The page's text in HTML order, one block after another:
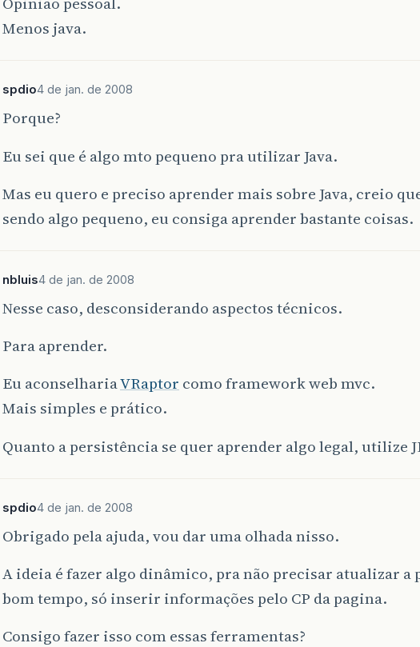
Menos java.
spdio4 de jan. de 2008
Porque?
Eu sei que é algo mto pequeno pra utilizar Java.
Mas eu quero e preciso aprender mais sobre Java, creio
sendo algo pequeno, eu consiga aprender bastante coisas.
nbluis4 de jan. de 2008
Nesse caso, desconsiderando aspectos técnicos.
Para aprender.
Eu aconselhariaVRaptor como framework web mvc.
Mais simples e prático.
Quanto a persistência se quer aprender algo legal, utilize
spdio4 de jan. de 2008
Obrigado pela ajuda, vou dar uma olhada nisso.
A ideia é fazer algo dinâmico, pra não precisar atualizar a
bom tempo, só inserir informações pelo CP da pagina.
Consigo fazer isso com essas ferramentas?